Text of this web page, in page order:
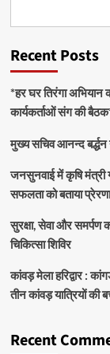
Recent Posts
*हर घर तिरंगा
कार्यकर्ताओं संग की
मुख्य सचिव आनन्द बर्द्धन
जनसुनवाई में कृषि मंत्री
सफलता को बताया
सुरक्षा, सेवा और समर्पण
चिकित्सा शिविर
कांवड़ मेला हरिद्वार :
तीन कांवड़ यात्रियों की
Recent